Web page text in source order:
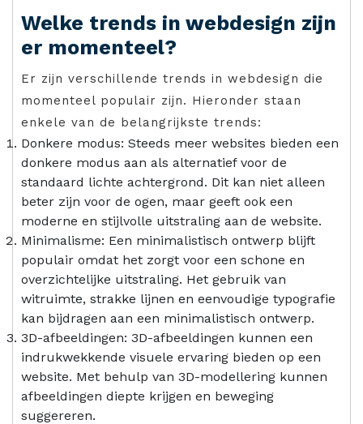
Welke trends in webdesign zijn
er momenteel?
Er zijn verschillende trends in webdesign die
momenteel populair zijn. Hieronder staan
enkele van de belangrijkste trends:
Donkere modus: Steeds meer websites bieden een
donkere modus aan als alternatief voor de
standaard lichte achtergrond. Dit kan niet alleen
beter zijn voor de ogen, maar geeft ook een
moderne en stijlvolle uitstraling aan de website.
Minimalisme: Een minimalistisch ontwerp blijft
populair omdat het zorgt voor een schone en
overzichtelijke uitstraling. Het gebruik van
witruimte, strakke lijnen en eenvoudige typografie
kan bijdragen aan een minimalistisch ontwerp.
3D-afbeeldingen: 3D-afbeeldingen kunnen een
indrukwekkende visuele ervaring bieden op een
website. Met behulp van 3D-modellering kunnen
afbeeldingen diepte krijgen en beweging
suggereren.